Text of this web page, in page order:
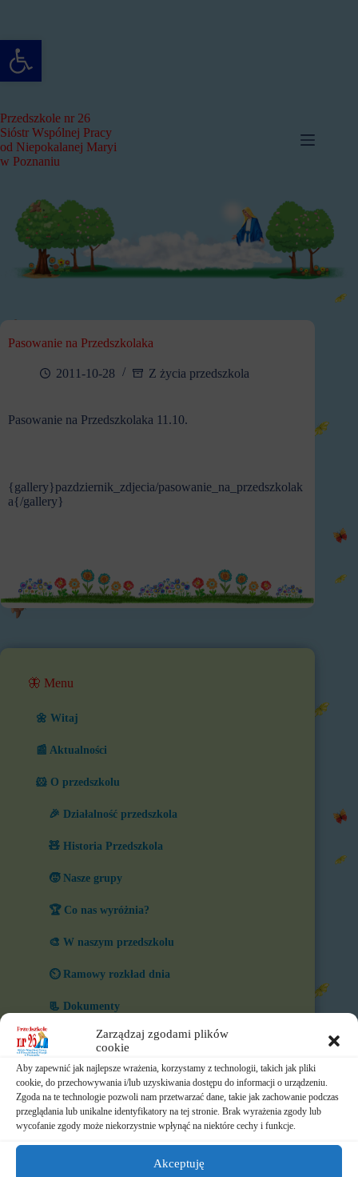
Otwórz pasek narzędzi
Zarządzaj zgodami plików
cookie
Aby zapewnić jak najlepsze wrażenia, korzystamy z technologii, takich jak pliki
cookie, do przechowywania i/lub uzyskiwania dostępu do informacji o urządzeniu.
Zgoda na te technologie pozwoli nam przetwarzać dane, takie jak zachowanie podczas
przeglądania lub unikalne identyfikatory na tej stronie. Brak wyrażenia zgody lub
wycofanie zgody może niekorzystnie wpłynąć na niektóre cechy i funkcje.
Akceptuję
Przedszkole nr 26
Sióstr Wspólnej Pracy
od Niepokalanej Maryi
w Poznaniu
Pasowanie na Przedszkolaka
2011-10-28 Z życia przedszkola
Pasowanie na Przedszkolaka 11.10.
{gallery}pazdziernik_zdjecia/pasowanie_na_przedszkolak
a{/gallery}
🦋 Menu
🌼 Witaj
📰 Aktualności
🐹 O przedszkolu
🎉 Działalność przedszkola
🧸 Historia Przedszkola
🧒 Nasze grupy
🏆 Co nas wyróżnia?
🎨 W naszym przedszkolu
⏲️ Ramowy rozkład dnia
📃 Dokumenty
⛪ Historia Zgromadzenia
📧 Kontakt
📸 Albumy
🚸 Rekrutacja